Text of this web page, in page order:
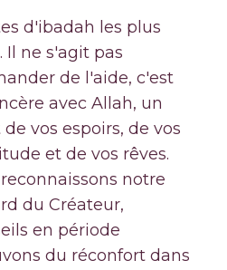
d'ibadah les plus
Il ne s'agit pas
de l'aide, c'est
avec Allah, un
vos espoirs, de vos
et de vos rêves.
notre
du Créateur,
en période
du réconfort dans